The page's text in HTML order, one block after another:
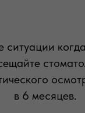
ситуации
в 6 месяцев.